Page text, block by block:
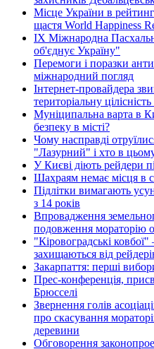
Місце України в
щастя World Happiness
ІХ Міжнародна
об'єднує Україну"
Перемоги і поразки
міжнародний погляд
Інтернет-провайдера
територіальну
Муніципальна варта в
безпеку в місті?
Чому насправді
"Лазурний" і хто в
У Києві діють
Шахраям немає місця в
Підлітки вимагають
з 14 років
Впровадження
подовження мораторію
"Кіровоградські
захищаються від
Закарпаття: перші
Прес-конференція,
Брюсселі
Звернення голів
про скасування
деревини
Обговорення